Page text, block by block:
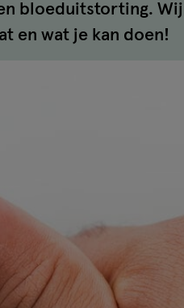
bloeduitstorting.
en wat je kan doen!